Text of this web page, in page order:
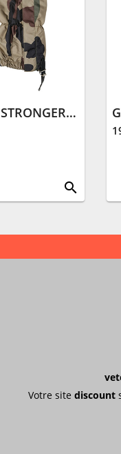
GUÊTRES CHASSE STRONGER | CAMO
search
Votre sitediscount